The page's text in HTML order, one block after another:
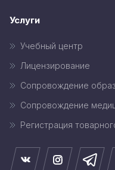
Услуги
Учебный центр
Лицензирование
Сопровождение
Сопровождение
Регистрация